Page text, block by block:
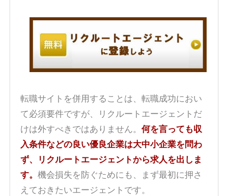
転職サイトを併用することは、転職成功におい
て必須要件ですが、リクルートエージェントだ
けは外すべきではありません。 何を言っても収
入条件などの良い優良企業は大中小企業を問わ
ず、リクルートエージェントから求人を出しま
す。 機会損失を防ぐためにも、まず最初に押さ
えておきたいエージェントです。